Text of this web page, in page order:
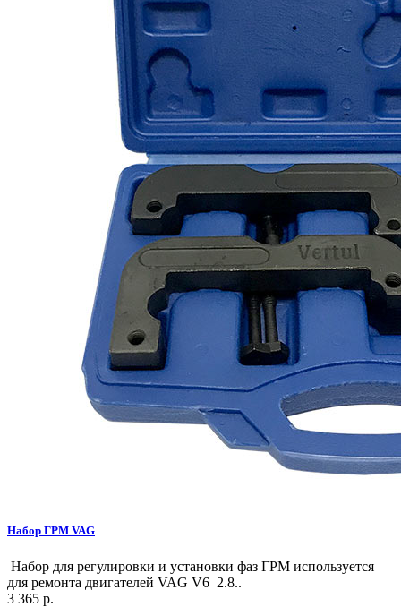
Набор ГРМ VAG
Набор для регулировки и установки фаз ГРМ используется
для ремонта двигателей VAG V6 2.8..
3 365 р.